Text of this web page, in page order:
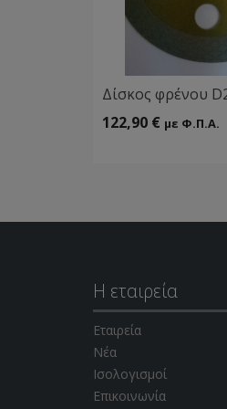
Δίσκος φρένου
122,90 € με Φ.Π.Α.
Η εταιρεία
Εταιρεία
Νέα
Ισολογισμοί
Επικοινωνία